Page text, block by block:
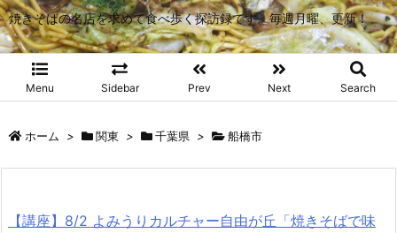
焼きそばの名店を求めて食べ歩く探訪録です。毎週月曜、更新！
Menu Sidebar Prev Next Search
ホーム > 関東 > 千葉県 > 船橋市
【講座】8/2 よみうりカルチャー自由が丘「焼きそばで味